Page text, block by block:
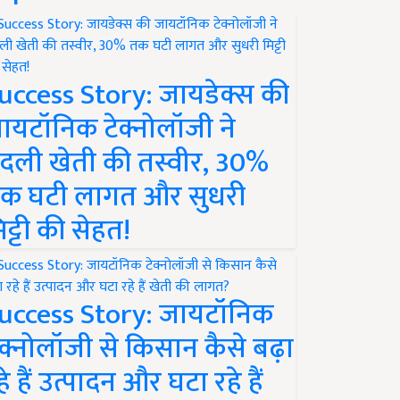
Story: जायडेक्स की
टेक्नोलॉजी ने
खेती की तस्वीर, 30%
घटी लागत और सुधरी
की सेहत!
Story: जायटॉनिक
से किसान कैसे बढ़ा
हैं उत्पादन और घटा रहे हैं